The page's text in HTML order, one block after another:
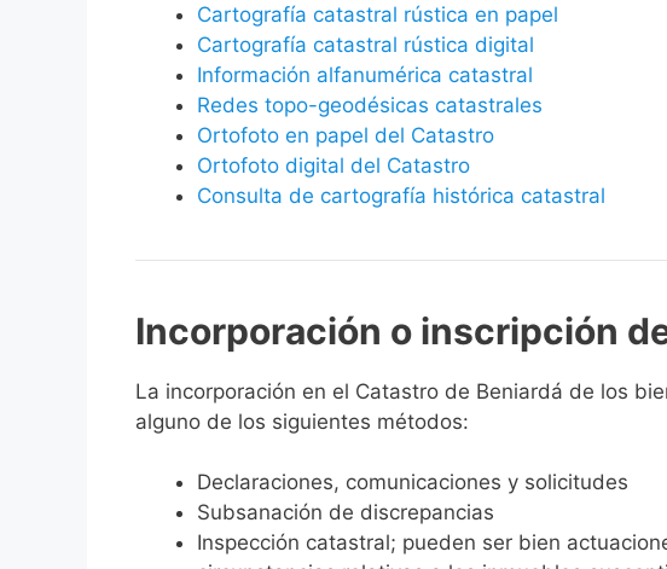
Cartografía catastral rústica en papel
Cartografía catastral rústica digital
Información alfanumérica catastral
Redes topo-geodésicas catastrales
Ortofoto en papel del Catastro
Ortofoto digital del Catastro
Consulta de cartografía histórica catastral
Incorporación o inscripción
La incorporación en el Catastro de Beniardá de los
alguno de los siguientes métodos:
Declaraciones, comunicaciones y solicitudes
Subsanación de discrepancias
Inspección catastral; pueden ser bien